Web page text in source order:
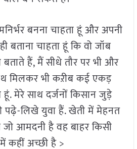
बनना चाहता हूं और अपनी
बताना चाहता हूं कि वो जॉब
हैं, मैं सीधे तौर पर भी और
मिलकर भी कऱीब कई एकड़
मेरे साथ दर्जनों किसान जुड़े
पढ़े-लिखे युवा हैं. खेती में मेहनत
आमदनी है वह बाहर किसी
कहीं अच्छी है >